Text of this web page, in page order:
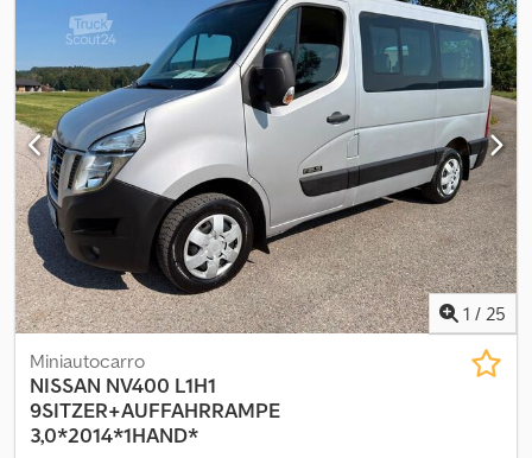
1 / 25
Miniautocarro
NISSAN NV400 L1H1
9SITZER+AUFFAHRRAMPE
3,0*2014*1HAND*